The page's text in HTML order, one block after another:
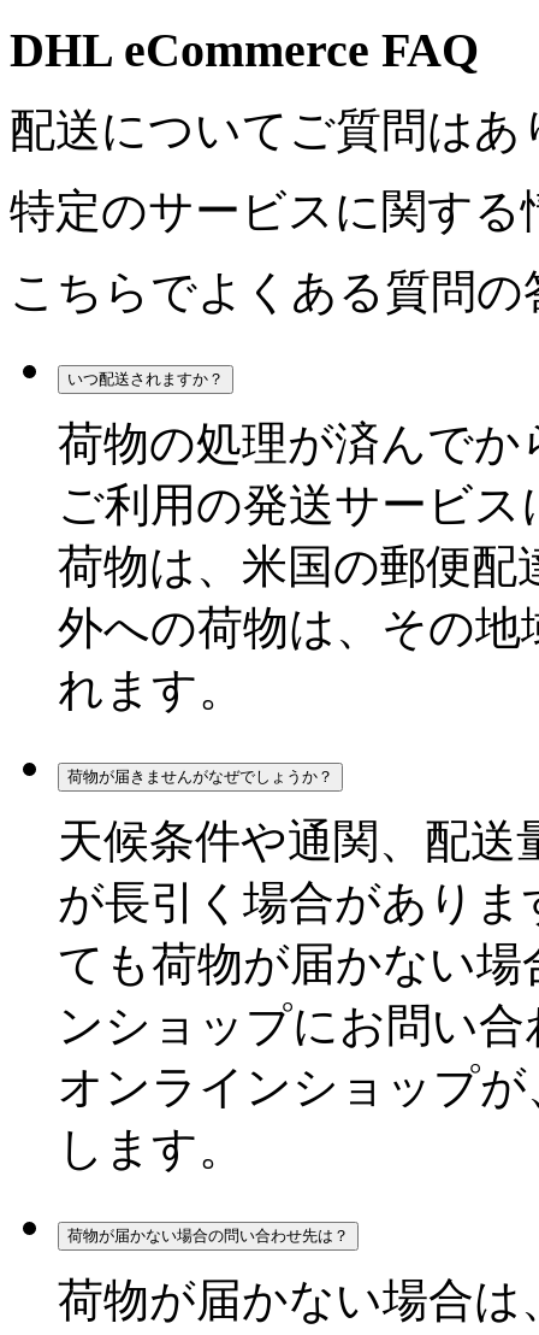
DHL eCommerce FAQ
配送についてご質問はあ
特定のサービスに関す
こちらでよくある質問
いつ配送されますか？
荷物の処理が済んで
ご利用の発送サービ
荷物は、米国の郵便
外への荷物は、その
れます。
荷物が届きませんがなぜでしょうか？
天候条件や通関、配
が長引く場合があり
ても荷物が届かない
ンショップにお問い
オンラインショップ
します。
荷物が届かない場合の問い合わせ先は？
荷物が届かない場合